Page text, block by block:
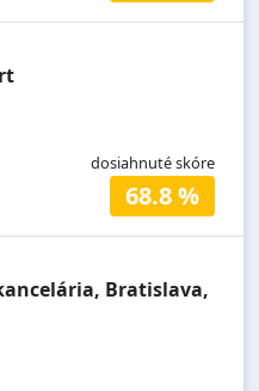
dosiahnuté skóre
68.8 %
Bratislava,